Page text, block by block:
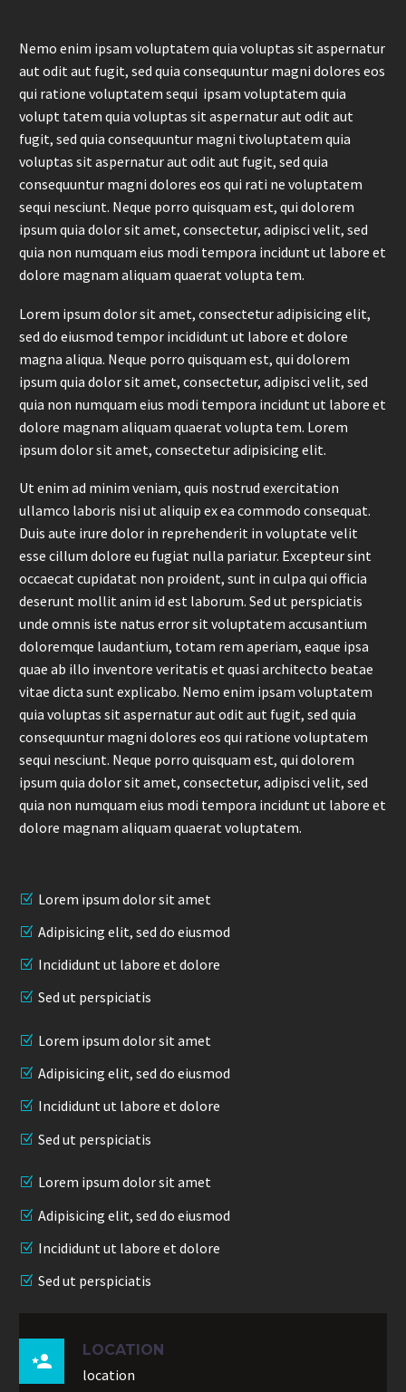
Nemo enim ipsam voluptatem quia voluptas sit aspernatur
aut odit aut fugit, sed quia consequuntur magni dolores eos
qui ratione voluptatem sequi ipsam voluptatem quia
volupt tatem quia voluptas sit aspernatur aut odit aut
fugit, sed quia consequuntur magni tivoluptatem quia
voluptas sit aspernatur aut odit aut fugit, sed quia
consequuntur magni dolores eos qui rati ne voluptatem
sequi nesciunt. Neque porro quisquam est, qui dolorem
ipsum quia dolor sit amet, consectetur, adipisci velit, sed
quia non numquam eius modi tempora incidunt ut labore et
dolore magnam aliquam quaerat volupta tem.
Lorem ipsum dolor sit amet, consectetur adipisicing elit,
sed do eiusmod tempor incididunt ut labore et dolore
magna aliqua. Neque porro quisquam est, qui dolorem
ipsum quia dolor sit amet, consectetur, adipisci velit, sed
quia non numquam eius modi tempora incidunt ut labore et
dolore magnam aliquam quaerat volupta tem. Lorem
ipsum dolor sit amet, consectetur adipisicing elit.
Ut enim ad minim veniam, quis nostrud exercitation
ullamco laboris nisi ut aliquip ex ea commodo consequat.
Duis aute irure dolor in reprehenderit in voluptate velit
esse cillum dolore eu fugiat nulla pariatur. Excepteur sint
occaecat cupidatat non proident, sunt in culpa qui officia
deserunt mollit anim id est laborum. Sed ut perspiciatis
unde omnis iste natus error sit voluptatem accusantium
doloremque laudantium, totam rem aperiam, eaque ipsa
quae ab illo inventore veritatis et quasi architecto beatae
vitae dicta sunt explicabo. Nemo enim ipsam voluptatem
quia voluptas sit aspernatur aut odit aut fugit, sed quia
consequuntur magni dolores eos qui ratione voluptatem
sequi nesciunt. Neque porro quisquam est, qui dolorem
ipsum quia dolor sit amet, consectetur, adipisci velit, sed
quia non numquam eius modi tempora incidunt ut labore et
dolore magnam aliquam quaerat voluptatem.
Lorem ipsum dolor sit amet
Adipisicing elit, sed do eiusmod
Incididunt ut labore et dolore
Sed ut perspiciatis
Lorem ipsum dolor sit amet
Adipisicing elit, sed do eiusmod
Incididunt ut labore et dolore
Sed ut perspiciatis
Lorem ipsum dolor sit amet
Adipisicing elit, sed do eiusmod
Incididunt ut labore et dolore
Sed ut perspiciatis

LOCATION
location